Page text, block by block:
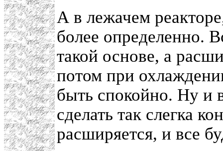
А в лежачем
более определенно.
такой основе, а
потом при
быть спокойно. Ну и
сделать так слегка
расширяется, и все